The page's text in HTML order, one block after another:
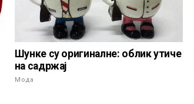
Шунке су оригиналне: облик утиче
на садржај
Мода